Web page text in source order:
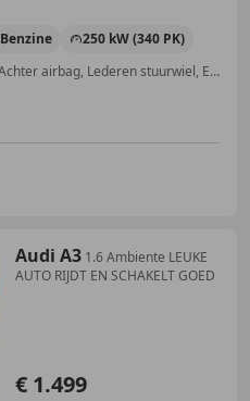
Benzine
250 kW (340 PK)
Alarm, Armsteun, Getinte ramen, Achter airbag, Lederen stuurwiel, Elektrische stoelverstelling, Airbag passagier, Centrale deurvergrendeling met afstandsbediening
Audi A3 1.6 Ambiente LEUKE
AUTO RIJDT EN SCHAKELT GOED
€ 1.499